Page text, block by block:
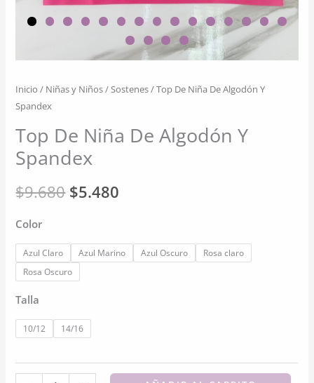
Inicio / Niñas y Niños/Sostenes/ Top De Niña De Algodón Y
Spandex
Top De Niña De Algodón Y
Spandex
$9.680 El
original
era:
$5.480
actual
Color
Azul Claro Azul Marino Azul Oscuro
Rosa claro
Rosa Oscuro
Talla
10/12 14/16